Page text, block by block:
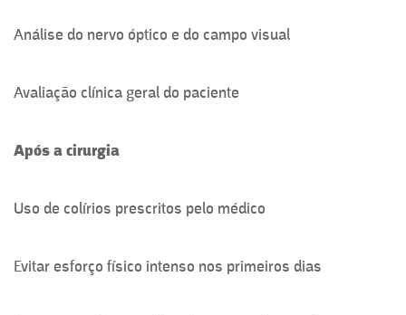
Análise do nervo óptico e do campo visual
Avaliação clínica geral do paciente
Após a cirurgia
Uso de colírios prescritos pelo médico
Evitar esforço físico intenso nos primeiros dias